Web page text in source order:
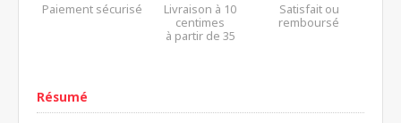
Paiement sécurisé
Livraison à 10
centimes
à partir de 35
Satisfait ou
remboursé
Résumé